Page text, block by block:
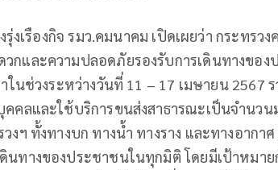
งเรืองกิจ รมว.คมนาคม เปิดเผยว่า กระทรว
กและความปลอดภัยรองรับการเดินทางของ
ในช่วงระหว่างวันที่ 11 – 17 เมษายน 2567
คลและใช้บริการขนส่งสาธารณะเป็นจำนวน
งฯ ทั้งทางบก ทางน้ำ ทางราง และทางอากา
ดินทางของประชาชนในทุกมิติ โดยมีเป้าหมา